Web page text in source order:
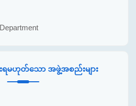
မဟုတ်သော အဖွဲ့အစည်းများ